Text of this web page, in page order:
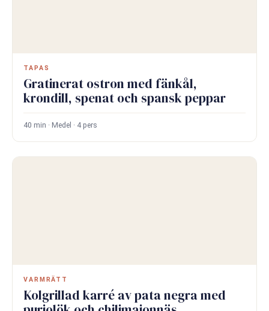
TAPAS
Gratinerat ostron med fänkål,
krondill, spenat och spansk peppar
40 min · Medel · 4 pers
VARMRÄTT
Kolgrillad karré av pata negra med